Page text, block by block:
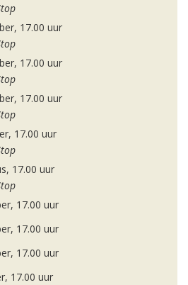
17.00 uur
17.00 uur
17.00 uur
17.00 uur
17.00 uur
17.00 uur
17.00 uur
17.00 uur
17.00 uur